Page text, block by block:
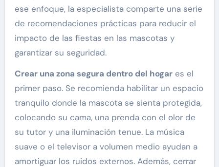
ese enfoque, la especialista comparte una serie
de recomendaciones prácticas para reducir el
impacto de las fiestas en las mascotas y
garantizar su seguridad.
Crear una zona segura dentro del hogares el
primer paso. Se recomienda habilitar un espacio
tranquilo donde la mascota se sienta protegida,
colocando su cama, una prenda con el olor de
su tutor y una iluminación tenue. La música
suave o el televisor a volumen medio ayudan a
amortiguar los ruidos externos. Además, cerrar